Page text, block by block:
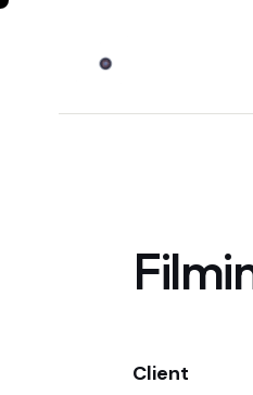
Client